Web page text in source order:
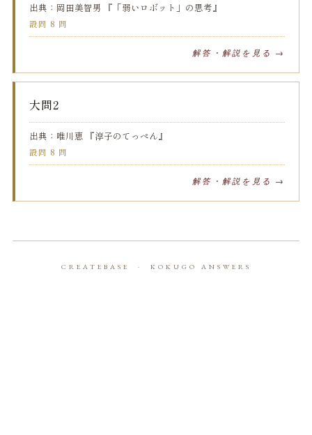
出典：岡田美智男 『「弱いロボット」の思考』
設問 8 問
解答・解説を見る →
大問2
出典：唯川恵 『淳子のてっぺん』
設問 8 問
解答・解説を見る →
CREATEBASE · KOKUGO ANSWERS